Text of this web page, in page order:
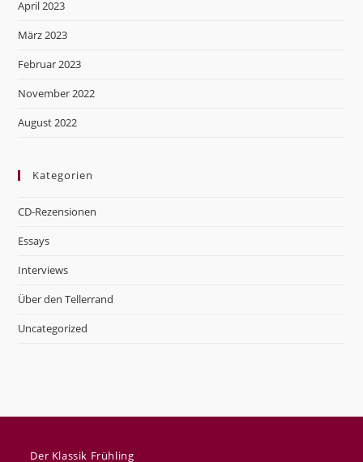
April 2023
März 2023
Februar 2023
November 2022
August 2022
Kategorien
CD-Rezensionen
Essays
Interviews
Über den Tellerrand
Uncategorized
Der Klassik Frühling